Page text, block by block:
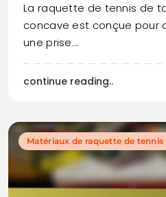
La raquette de tennis de
concave est conçue pour
une prise…
continue reading..
Matériaux de raquette de tennis